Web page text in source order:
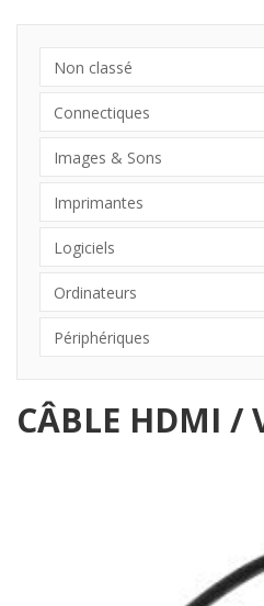
Non classé
Connectiques
Images & Sons
Imprimantes
Logiciels
Ordinateurs
Périphériques
CÂBLE HDMI /